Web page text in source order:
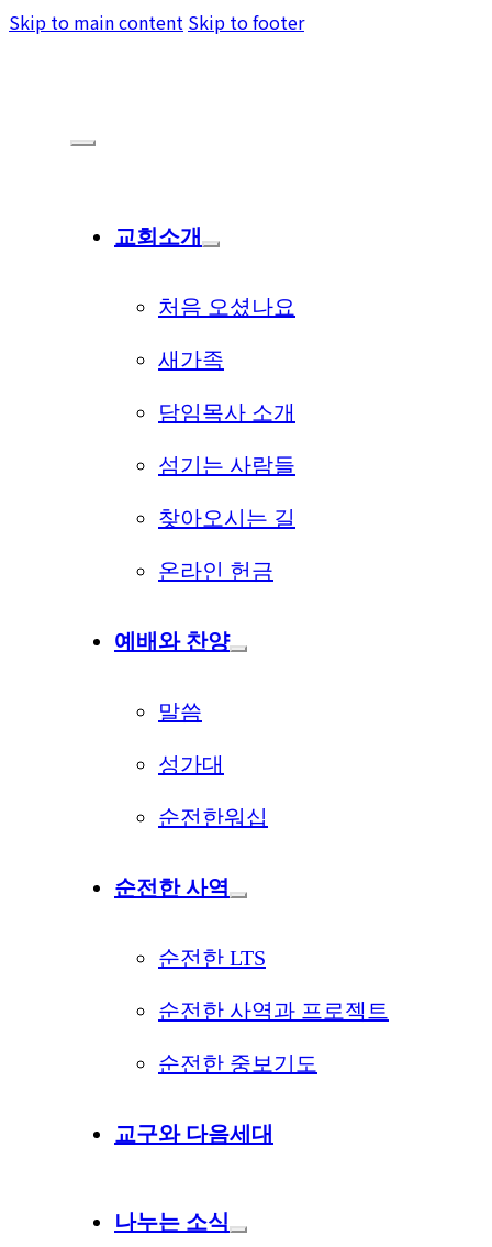
Skip to main content Skip to footer
교회소개
처음 오셨나요
새가족
담임목사 소개
섬기는 사람들
찾아오시는 길
온라인 헌금
예배와 찬양
말씀
성가대
순전한워십
순전한 사역
순전한 LTS
순전한 사역과 프로젝트
순전한 중보기도
교구와 다음세대
나누는 소식